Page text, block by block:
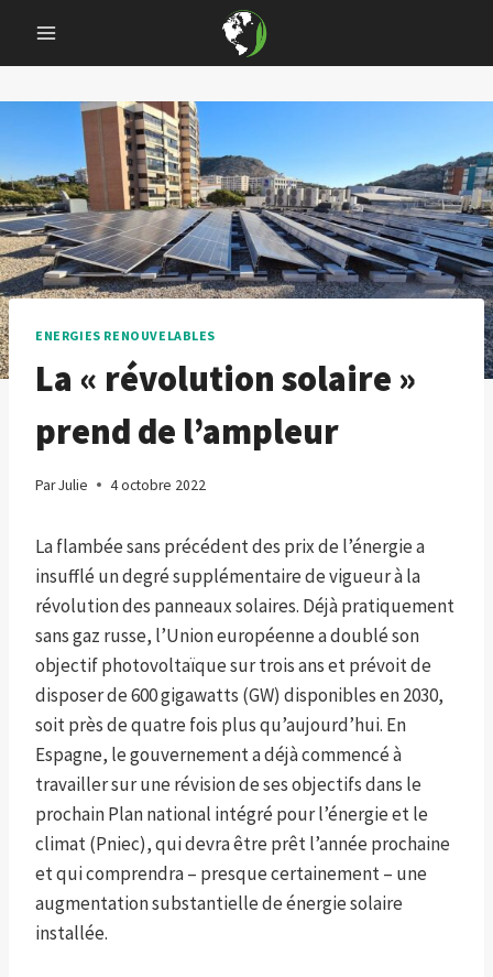
content
ENERGIES RENOUVELABLES
La « révolution solaire »
prend de l’ampleur
ParJulie 4 octobre 2022
La flambée sans précédent des prix de l’énergie a
insufflé un degré supplémentaire de vigueur à la
révolution des panneaux solaires. Déjà pratiquement
sans gaz russe, l’Union européenne a doublé son
objectif photovoltaïque sur trois ans et prévoit de
disposer de 600 gigawatts (GW) disponibles en 2030,
soit près de quatre fois plus qu’aujourd’hui. En
Espagne, le gouvernement a déjà commencé à
travailler sur une révision de ses objectifs dans le
prochain Plan national intégré pour l’énergie et le
climat (Pniec), qui devra être prêt l’année prochaine
et qui comprendra – presque certainement – une
augmentation substantielle de énergie solaire
installée.